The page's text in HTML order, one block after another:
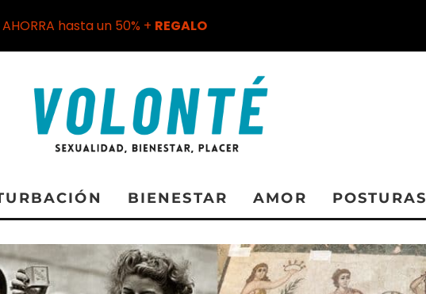
BIENESTAR AMOR POSTURAS
AHORRA hasta un 50% + REGALO